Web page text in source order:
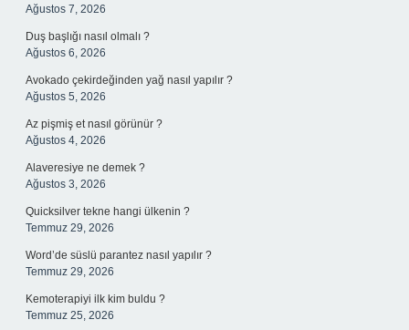
Ağustos 7, 2026
Duş başlığı nasıl olmalı ?
Ağustos 6, 2026
Avokado çekirdeğinden yağ nasıl yapılır ?
Ağustos 5, 2026
Az pişmiş et nasıl görünür ?
Ağustos 4, 2026
Alaveresiye ne demek ?
Ağustos 3, 2026
Quicksilver tekne hangi ülkenin ?
Temmuz 29, 2026
Word’de süslü parantez nasıl yapılır ?
Temmuz 29, 2026
Kemoterapiyi ilk kim buldu ?
Temmuz 25, 2026